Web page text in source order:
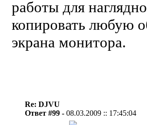
работы для
копировать любую
экрана монитора.
Re: DJVU
Ответ #99 -08.03.2009 :: 17:45:04